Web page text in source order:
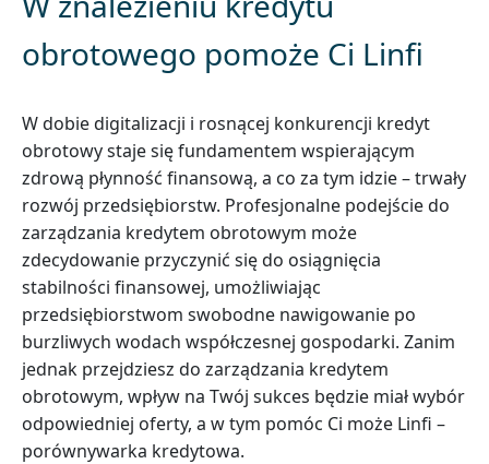
obrotowego pomoże Ci Linfi
W dobie digitalizacji i rosnącej konkurencji kredyt
obrotowy staje się fundamentem wspierającym
zdrową płynność finansową, a co za tym idzie – trwały
rozwój przedsiębiorstw. Profesjonalne podejście do
zarządzania kredytem obrotowym może
zdecydowanie przyczynić się do osiągnięcia
stabilności finansowej, umożliwiając
przedsiębiorstwom swobodne nawigowanie po
burzliwych wodach współczesnej gospodarki. Zanim
jednak przejdziesz do zarządzania kredytem
obrotowym, wpływ na Twój sukces będzie miał wybór
odpowiedniej oferty, a w tym pomóc Ci może Linfi –
porównywarka kredytowa.